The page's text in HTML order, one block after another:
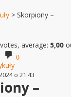
>Skorpiony –
votes, average:5,00
0
o 21:43
–